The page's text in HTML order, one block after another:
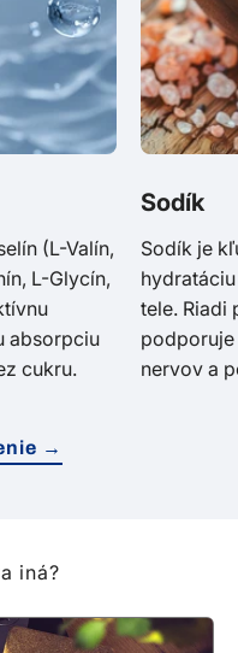
(L-Valín,
L-Glycín,
absorpciu
cukru.
Sodík
Sodík je
tele. Riadi
nervov a
→
iná?